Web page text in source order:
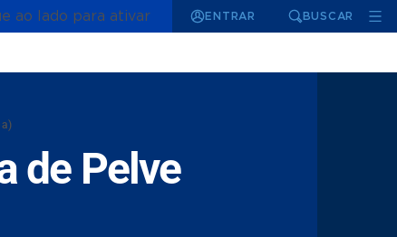
ao lado para ativar ENTRAR BUSCAR
de Pelve